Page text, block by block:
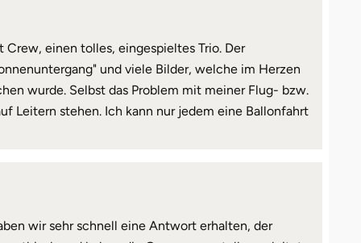
einen tolles, eingespieltes Trio. Der
und viele Bilder, welche im Herzen
wurde. Selbst das Problem mit meiner Flug- bzw.
Leitern stehen. Ich kann nur jedem eine Ballonfahrt
wir sehr schnell eine Antwort erhalten, der